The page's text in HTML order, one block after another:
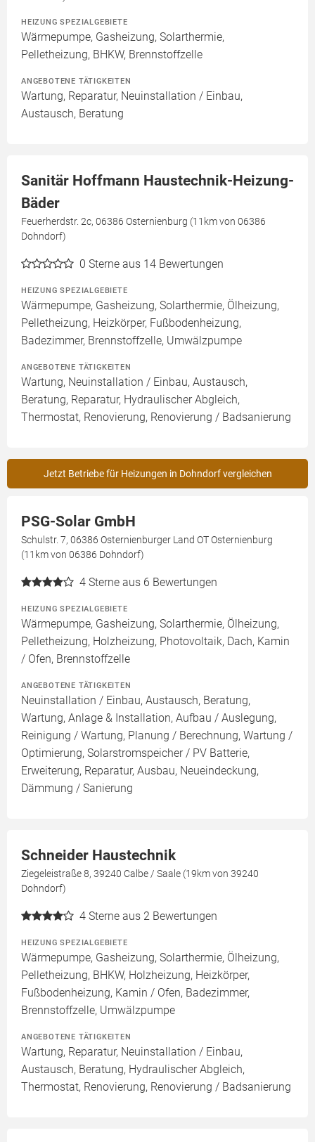
HEIZUNG SPEZIALGEBIETE
Wärmepumpe, Gasheizung, Solarthermie,
Pelletheizung, BHKW, Brennstoffzelle
ANGEBOTENE TÄTIGKEITEN
Wartung, Reparatur, Neuinstallation / Einbau,
Austausch, Beratung
Sanitär Hoffmann Haustechnik-Heizung-
Bäder
Feuerherdstr. 2c, 06386 Osternienburg (11km von 06386
Dohndorf)
0 Sterne aus 14 Bewertungen
HEIZUNG SPEZIALGEBIETE
Wärmepumpe, Gasheizung, Solarthermie, Ölheizung,
Pelletheizung, Heizkörper, Fußbodenheizung,
Badezimmer, Brennstoffzelle, Umwälzpumpe
ANGEBOTENE TÄTIGKEITEN
Wartung, Neuinstallation / Einbau, Austausch,
Beratung, Reparatur, Hydraulischer Abgleich,
Thermostat, Renovierung, Renovierung / Badsanierung
Jetzt Betriebe für Heizungen in Dohndorf vergleichen
PSG-Solar GmbH
Schulstr. 7, 06386 Osternienburger Land OT Osternienburg
(11km von 06386 Dohndorf)
4 Sterne aus 6 Bewertungen
HEIZUNG SPEZIALGEBIETE
Wärmepumpe, Gasheizung, Solarthermie, Ölheizung,
Pelletheizung, Holzheizung, Photovoltaik, Dach, Kamin
/ Ofen, Brennstoffzelle
ANGEBOTENE TÄTIGKEITEN
Neuinstallation / Einbau, Austausch, Beratung,
Wartung, Anlage & Installation, Aufbau / Auslegung,
Reinigung / Wartung, Planung / Berechnung, Wartung /
Optimierung, Solarstromspeicher / PV Batterie,
Erweiterung, Reparatur, Ausbau, Neueindeckung,
Dämmung / Sanierung
Schneider Haustechnik
Ziegeleistraße 8, 39240 Calbe / Saale (19km von 39240
Dohndorf)
4 Sterne aus 2 Bewertungen
HEIZUNG SPEZIALGEBIETE
Wärmepumpe, Gasheizung, Solarthermie, Ölheizung,
Pelletheizung, BHKW, Holzheizung, Heizkörper,
Fußbodenheizung, Kamin / Ofen, Badezimmer,
Brennstoffzelle, Umwälzpumpe
ANGEBOTENE TÄTIGKEITEN
Wartung, Reparatur, Neuinstallation / Einbau,
Austausch, Beratung, Hydraulischer Abgleich,
Thermostat, Renovierung, Renovierung / Badsanierung